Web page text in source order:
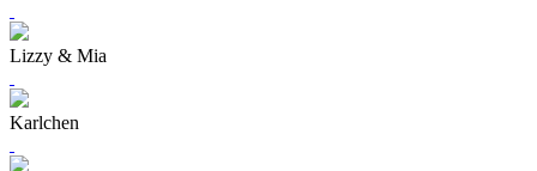
Lizzy & Mia
Karlchen